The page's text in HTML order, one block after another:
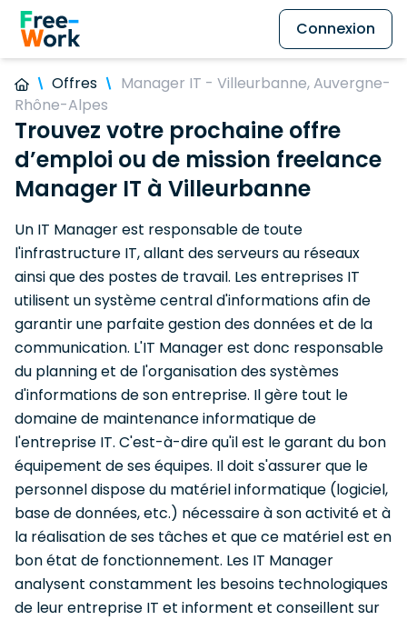
Connexion
Offres
Manager IT - Villeurbanne, Auvergne-
Rhône-Alpes
Trouvez votre prochaine offre
d’emploi ou de mission freelance
Manager IT à Villeurbanne
Un IT Manager est responsable de toute
l'infrastructure IT, allant des serveurs au réseaux
ainsi que des postes de travail. Les entreprises IT
utilisent un système central d'informations afin de
garantir une parfaite gestion des données et de la
communication. L'IT Manager est donc responsable
du planning et de l'organisation des systèmes
d'informations de son entreprise. Il gère tout le
domaine de maintenance informatique de
l'entreprise IT. C'est-à-dire qu'il est le garant du bon
équipement de ses équipes. Il doit s'assurer que le
personnel dispose du matériel informatique (logiciel,
base de données, etc.) nécessaire à son activité et à
la réalisation de ses tâches et que ce matériel est en
bon état de fonctionnement. Les IT Manager
analysent constamment les besoins technologiques
de leur entreprise IT et informent et conseillent sur